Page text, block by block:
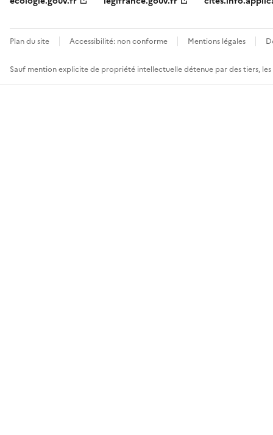
Plan du site Accessibilité: non conforme Mentions légales
Sauf mention explicite de propriété intellectuelle détenue par des tiers,